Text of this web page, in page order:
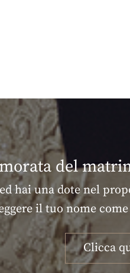
del
hai una dote nel
il tuo nome
Clicca